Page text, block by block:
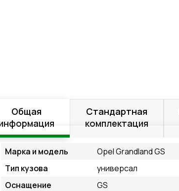
Общая
Стандартная
комплектация
Марка и модель
Opel Grandland GS
Тип кузова
универсал
Оснащение
GS